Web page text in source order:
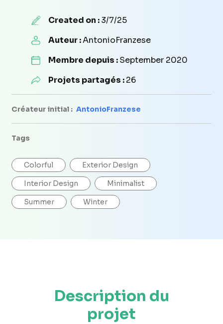
Created on :3/7/25
Auteur :AntonioFranzese
Membre depuis :September 2020
Projets partagés :26
Créateur initial : AntonioFranzese
Tags
Colorful Exterior Design
Interior Design Minimalist
Summer Winter
Description du
projet